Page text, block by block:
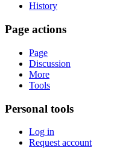
History
Page actions
Page
Discussion
More
Tools
Personal tools
Log in
Request account